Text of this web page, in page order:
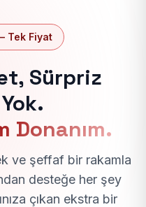
Tek Fiyat
Sürpriz
Donanım.
ve şeffaf bir rakamla
desteğe her şey
çıkan ekstra bir